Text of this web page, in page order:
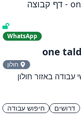
WhatsApp
חולון
באזור חולון
דרושים חיפוש עבודה